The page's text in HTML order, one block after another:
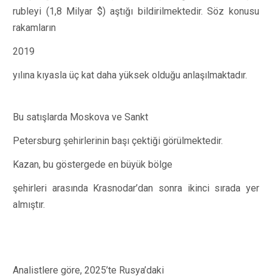
rubleyi (1,8 Milyar $) aştığı bildirilmektedir. Söz konusu
rakamların
2019
yılına kıyasla üç kat daha yüksek olduğu anlaşılmaktadır.
Bu satışlarda Moskova ve Sankt
Petersburg şehirlerinin başı çektiği görülmektedir.
Kazan, bu göstergede en büyük bölge
şehirleri arasında Krasnodar’dan sonra ikinci sırada yer
almıştır.
Analistlere göre, 2025’te Rusya’daki